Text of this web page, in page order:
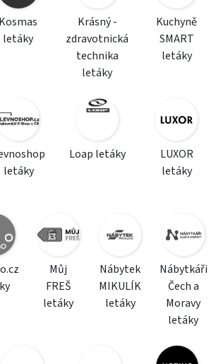
Kosmas
letáky
Krásný -
zdravotnická
technika
letáky
Kuchyně
SMART
letáky
letáky
Loap letáky
LUXOR
letáky
Můj
FREŠ
letáky
Nábytek
MIKULÍK
letáky
Nábytkáři
Čech a
Moravy
letáky